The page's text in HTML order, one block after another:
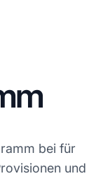
bei für
und